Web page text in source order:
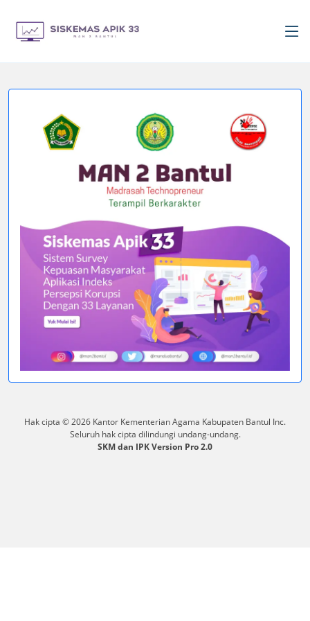
Hak cipta © 2026 Kantor Kementerian Agama Kabupaten Bantul Inc.
Seluruh hak cipta dilindungi undang-undang.
SKM dan IPK Version Pro 2.0